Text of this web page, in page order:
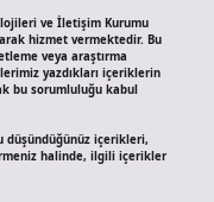
ve İletişim Kurumu
hizmet vermektedir. Bu
veya araştırma
yazdıkları içeriklerin
bu sorumluluğu kabul
düşündüğünüz içerikleri,
halinde, ilgili içerikler